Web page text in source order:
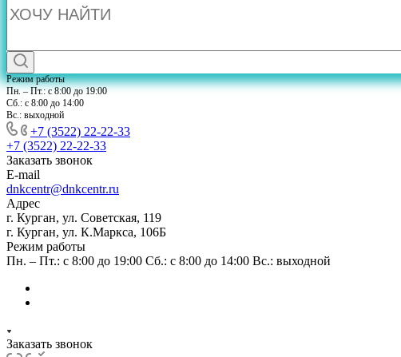
Режим работы
Пн. – Пт.: с 8:00 до 19:00
Сб.: с 8:00 до 14:00
Вс.: выходной
+7 (3522) 22-22-33
+7 (3522) 22-22-33
Заказать звонок
E-mail
dnkcentr@dnkcentr.ru
Адрес
г. Курган, ул. Советская, 119
г. Курган, ул. К.Маркса, 106Б
Режим работы
Пн. – Пт.: с 8:00 до 19:00 Сб.: с 8:00 до 14:00 Вс.: выходной
Заказать звонок